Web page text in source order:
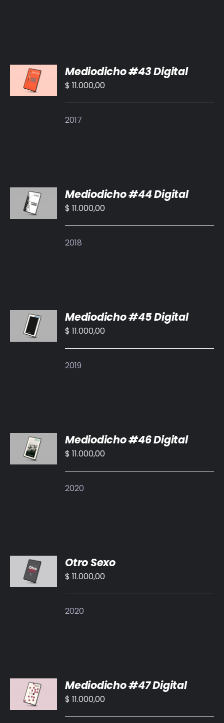
AL
CARRITO
/
Mediodicho #43 Digital
$ 11.000,00
2017
AL
CARRITO
/
Mediodicho #44 Digital
$ 11.000,00
2018
AL
CARRITO
/
Mediodicho #45 Digital
$ 11.000,00
2019
AL
CARRITO
/
Mediodicho #46 Digital
$ 11.000,00
2020
AL
CARRITO
/
Otro Sexo
$ 11.000,00
2020
AL
CARRITO
/
Mediodicho #47 Digital
$ 11.000,00